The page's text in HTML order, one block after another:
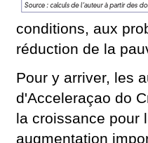
conditions, aux
réduction de la
Pour y arriver, les
d'Acceleraçao do
la croissance pour
augmentation